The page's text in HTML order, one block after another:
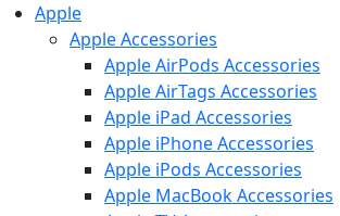
Apple
Apple Accessories
Apple AirPods Accessories
Apple AirTags Accessories
Apple iPad Accessories
Apple iPhone Accessories
Apple iPods Accessories
Apple MacBook Accessories